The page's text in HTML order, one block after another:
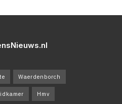
Waerdenborch
Hmv